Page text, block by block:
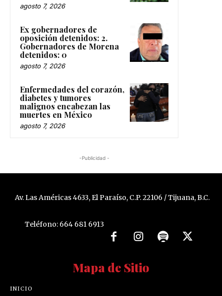
agosto 7, 2026
Ex gobernadores de
oposición detenidos: 2.
Gobernadores de Morena
detenidos: 0
agosto 7, 2026
Enfermedades del corazón,
diabetes y tumores
malignos encabezan las
muertes en México
agosto 7, 2026
-Publicidad -
Av. Las Américas 4633, El Paraíso, C.P. 22106 / Tijuana, B.C.
Teléfono: 664 681 6913
Mapa de Sitio
INICIO